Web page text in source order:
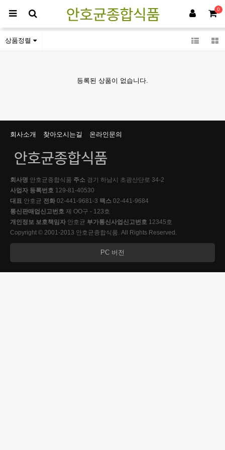
0
냉동생지류
상품정렬
등록된 상품이 없습니다.
회사소개 찾아오시는길 온라인문의
회사명 안호균종합식품 주소 경기 하남시 초광산단로 34-2
사업자 등록번호 129-81-40530
대표 안호균 전화 02-441-9681-3 팩스 02-441-9684
통신판매업신고번호 제 OO구 - 123호
개인정보 보호책임자 안호균 부가통신사업신고번호 12345호
Copyright © 2001-2013 안호균종합식품. All Rights Reserved.
PC 버전